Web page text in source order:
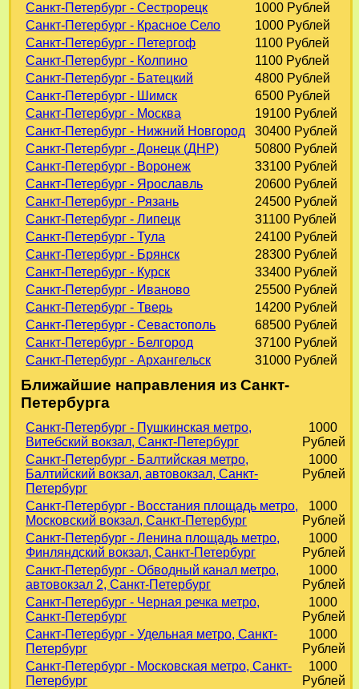
Санкт-Петербург - Сестрорецк
1000 Рублей
Санкт-Петербург - Красное Село
1000 Рублей
Санкт-Петербург - Петергоф
1100 Рублей
Санкт-Петербург - Колпино
1100 Рублей
Санкт-Петербург - Батецкий
4800 Рублей
Санкт-Петербург - Шимск
6500 Рублей
Санкт-Петербург - Москва
19100 Рублей
Санкт-Петербург - Нижний Новгород
30400 Рублей
Санкт-Петербург - Донецк (ДНР)
50800 Рублей
Санкт-Петербург - Воронеж
33100 Рублей
Санкт-Петербург - Ярославль
20600 Рублей
Санкт-Петербург - Рязань
24500 Рублей
Санкт-Петербург - Липецк
31100 Рублей
Санкт-Петербург - Тула
24100 Рублей
Санкт-Петербург - Брянск
28300 Рублей
Санкт-Петербург - Курск
33400 Рублей
Санкт-Петербург - Иваново
25500 Рублей
Санкт-Петербург - Тверь
14200 Рублей
Санкт-Петербург - Севастополь
68500 Рублей
Санкт-Петербург - Белгород
37100 Рублей
Санкт-Петербург - Архангельск
31000 Рублей
Ближайшие направления из Санкт-
Петербурга
Санкт-Петербург - Пушкинская метро,
Витебский вокзал, Санкт-Петербург
1000
Рублей
Санкт-Петербург - Балтийская метро,
Балтийский вокзал, автовокзал, Санкт-
Петербург
1000
Рублей
Санкт-Петербург - Восстания площадь метро,
Московский вокзал, Санкт-Петербург
1000
Рублей
Санкт-Петербург - Ленина площадь метро,
Финляндский вокзал, Санкт-Петербург
1000
Рублей
Санкт-Петербург - Обводный канал метро,
автовокзал 2, Санкт-Петербург
1000
Рублей
Санкт-Петербург - Черная речка метро,
Санкт-Петербург
1000
Рублей
Санкт-Петербург - Удельная метро, Санкт-
Петербург
1000
Рублей
Санкт-Петербург - Московская метро, Санкт-
Петербург
1000
Рублей